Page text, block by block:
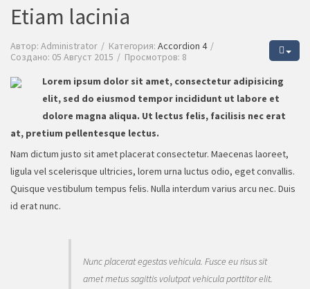
Etiam lacinia
Автор: Administrator Категория: Accordion 4
Создано: 05 Август 2015
Просмотров: 8
Lorem ipsum dolor sit amet, consectetur adipisicing
elit, sed do eiusmod tempor incididunt ut labore et
dolore magna aliqua. Ut lectus felis, facilisis nec erat
at, pretium pellentesque lectus.
Nam dictum justo sit amet placerat consectetur. Maecenas laoreet,
ligula vel scelerisque ultricies, lorem urna luctus odio, eget convallis.
Quisque vestibulum tempus felis. Nulla interdum varius arcu nec. Duis
id erat nunc.
Nunc placerat egestas vehicula. Fusce eu risus sit
amet metus sagittis volutpat vehicula porttitor elit.